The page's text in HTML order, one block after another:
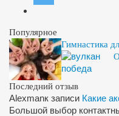
Популярное
Гимнастика
Последний отзыв
Alexmanк записи Какие
Большой выбор